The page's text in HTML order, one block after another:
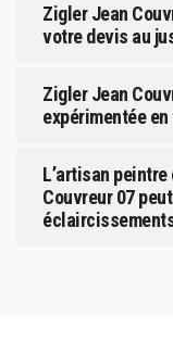
Zigler Jean
votre devis au
Zigler Jean
expérimentée
L’artisan
Couvreur 07